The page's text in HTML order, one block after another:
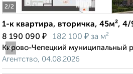
2/2
1-к квартира, вторичка, 45м²,
8 190 090 ₽ 182 100 ₽ за м²
Кирово-Чепецкий муниципальный
Агентство, 04.08.2026
‹